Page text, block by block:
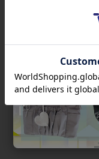
返品について